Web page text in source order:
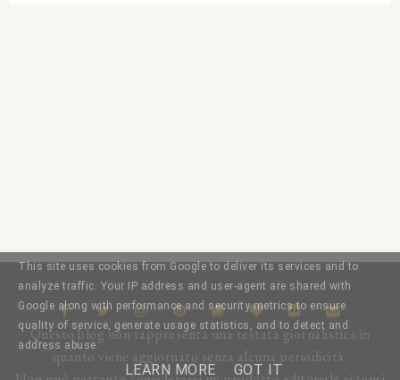
Questo blog non rappresenta una testata giornalistica in
quanto viene aggiornato senza alcuna periodicità.
This site uses cookies from Google to deliver its services and to
analyze traffic. Your IP address and user-agent are shared with
Google along with performance and security metrics to ensure
quality of service, generate usage statistics, and to detect and
address abuse.
LEARN MORE GOT IT